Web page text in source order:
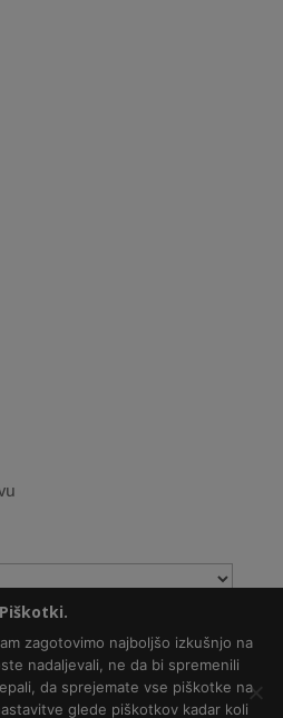
osebnih podatkov
Piškotki.
zagotovimo najboljšo izkušnjo na
nadaljevali, ne da bi spremenili
da sprejemate vse piškotke na
glede piškotkov kadar koli